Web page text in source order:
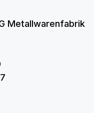
Metallwarenfabrik